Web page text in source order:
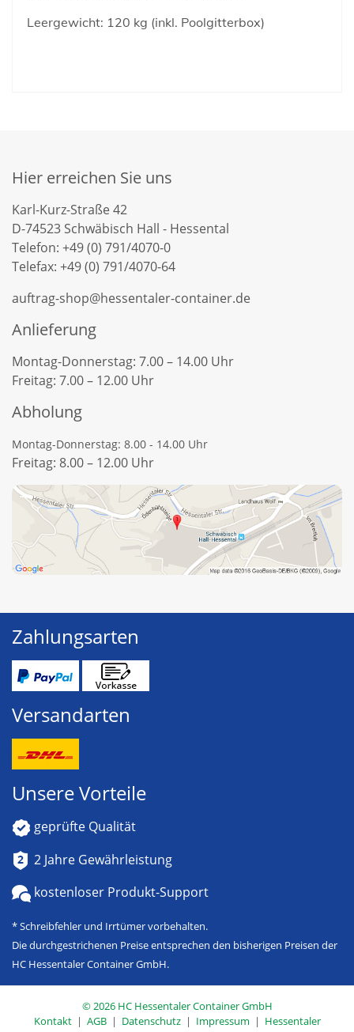
Leergewicht: 120 kg (inkl. Poolgitterbox)
Hier erreichen Sie uns
Karl-Kurz-Straße 42
D-74523 Schwäbisch Hall - Hessental
Telefon: +49 (0) 791/4070-0
Telefax: +49 (0) 791/4070-64
auftrag-shop@hessentaler-container.de
Anlieferung
Montag-Donnerstag: 7.00 – 14.00 Uhr
Freitag: 7.00 – 12.00 Uhr
Abholung
Montag-Donnerstag: 8.00 - 14.00 Uhr
Freitag: 8.00 – 12.00 Uhr
Zahlungsarten
Versandarten
Unsere Vorteile
geprüfte Qualität
2 Jahre Gewährleistung
kostenloser Produkt-Support
* Schreibfehler und Irrtümer vorbehalten.
Die durchgestrichenen Preise entsprechen den bisherigen Preisen der
HC Hessentaler Container GmbH.
© 2026 HC Hessentaler Container GmbH
Kontakt| AGB| Datenschutz| Impressum | Hessentaler